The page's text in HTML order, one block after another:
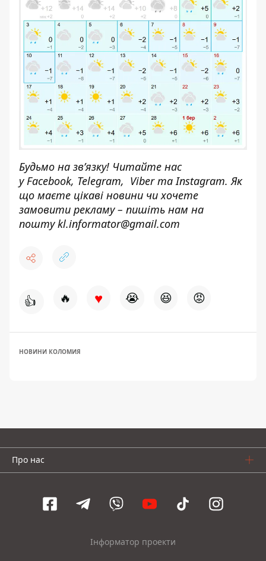
Будьмо на зв’язку! Читайте нас
уFacebook, Telegram, ViberтаInstagram. Як
що маєте цікаві новини чи хочете
замовити рекламу – пишіть нам на
поштуkl.informator@gmail.com
👍 🔥 ♥ 😭 😆 😡
НОВИНИ КОЛОМИЯ
Про нас
Інформатор проекти